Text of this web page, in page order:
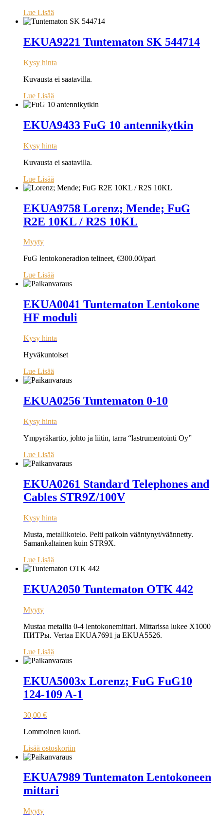
Lue Lisää
EKUA9221 Tuntematon SK 544714
Kysy hinta
Kuvausta ei saatavilla.
Lue Lisää
EKUA9433 FuG 10 antennikytkin
Kysy hinta
Kuvausta ei saatavilla.
Lue Lisää
EKUA9758 Lorenz; Mende; FuG
R2E 10KL / R2S 10KL
Myyty
FuG lentokoneradion telineet, €300.00/pari
Lue Lisää
EKUA0041 Tuntematon Lentokone
HF moduli
Kysy hinta
Hyväkuntoiset
Lue Lisää
EKUA0256 Tuntematon 0-10
Kysy hinta
Ympyräkartio, johto ja liitin, tarra “lastrumentointi Oy”
Lue Lisää
EKUA0261 Standard Telephones and
Cables STR9Z/100V
Kysy hinta
Musta, metallikotelo. Pelti paikoin vääntynyt/väännetty.
Samankaltainen kuin STR9X.
Lue Lisää
EKUA2050 Tuntematon OTK 442
Myyty
Mustaa metallia 0-4 lentokonemittari. Mittarissa lukee X1000
ПИТРы. Vertaa EKUA7691 ja EKUA5526.
Lue Lisää
EKUA5003x Lorenz; FuG FuG10
124-109 A-1
30,00 €
Lommoinen kuori.
Lisää ostoskoriin
EKUA7989 Tuntematon Lentokoneen
mittari
Myyty